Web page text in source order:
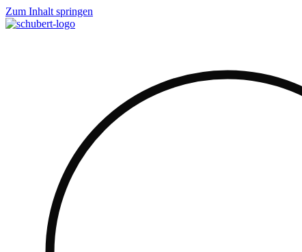
Zum Inhalt springen